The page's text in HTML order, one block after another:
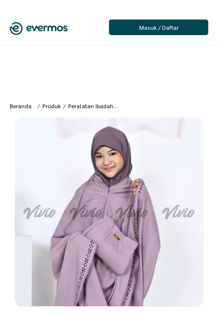
Masuk / Daftar
Beranda / Produk / Peralatan Ibadah /